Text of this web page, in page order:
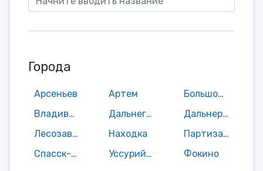
Города
Арсеньев Артем
Большой Камень
Владивосток
Дальнегорск
Дальнереченск
Лесозаводск
Находка
Партизанск
Спасск-Дальний
Уссурийск Фокино